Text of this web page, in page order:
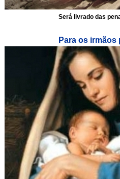
Será livrado das
Para os